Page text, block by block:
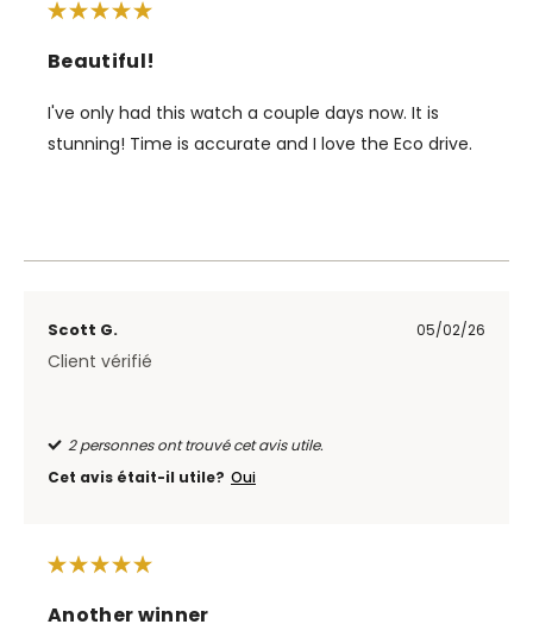
Beautiful!
I've only had this watch a couple days now. It is
stunning! Time is accurate and I love the Eco drive.
Scott G. 05/02/26
Client vérifié
2 personnes ont trouvé cet avis utile.
Cet avis était-il utile? Oui
Another winner